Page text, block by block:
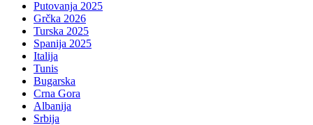
Putovanja 2025
Grčka 2026
Turska 2025
Spanija 2025
Italija
Tunis
Bugarska
Crna Gora
Albanija
Srbija